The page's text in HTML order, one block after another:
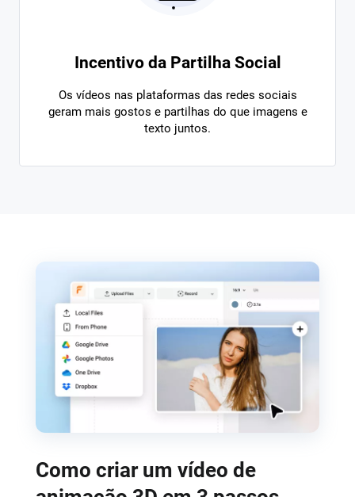
Incentivo da Partilha Social
Os vídeos nas plataformas das redes sociais
geram mais gostos e partilhas do que imagens e
texto juntos.
Como criar um vídeo de